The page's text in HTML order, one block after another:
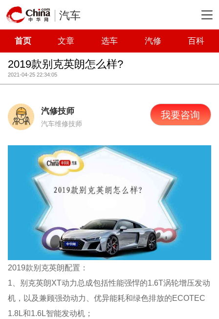
汽车
首页 文章 选车 汽修 百科
2019款别克英朗怎么样?
2021-04-25 22:34:05
汽修技师
汽车维修技师
我要咨询
2019款别克英朗配置：
1、别克英朗XT动力总成包括性能强悍的1.6T涡轮增压发动
机，以及兼顾强劲动力、优异能耗和绿色排放的ECOTEC
1.8L和1.6L智能发动机；